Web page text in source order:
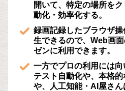
開いて、特定の場所を
動化・効率化する。
録画記録したブラウザ
生できるので、Web画
ゼンに利用できます。
一方でプロの利用には向
テスト自動化や、本格
や、人工知能・AI屋さ